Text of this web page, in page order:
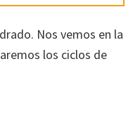
Nos vemos en la
los ciclos de